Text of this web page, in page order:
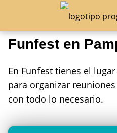
Funfest en
En Funfest tienes el
para organizar
con todo lo necesario.